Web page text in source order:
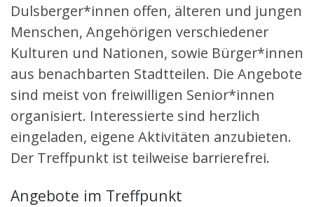
Dulsberger*innen offen, älteren und jungen
Menschen, Angehörigen verschiedener
Kulturen und Nationen, sowie Bürger*innen
aus benachbarten Stadtteilen. Die Angebote
sind meist von freiwilligen Senior*innen
organisiert. Interessierte sind herzlich
eingeladen, eigene Aktivitäten anzubieten.
Der Treffpunkt ist teilweise barrierefrei.
Angebote im Treffpunkt